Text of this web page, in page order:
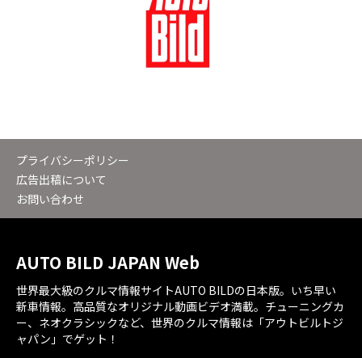
プライバシーポリシー
広告出稿について
お問い合わせ
AUTO BILD JAPAN Web
世界最大級のクルマ情報サイトAUTO BILDの日本版。いち早い
新車情報。高品質なオリジナル動画ビデオ満載。チューニングカ
ー、ネオクラシックなど、世界のクルマ情報は「アウトビルトジ
ャパン」でゲット！